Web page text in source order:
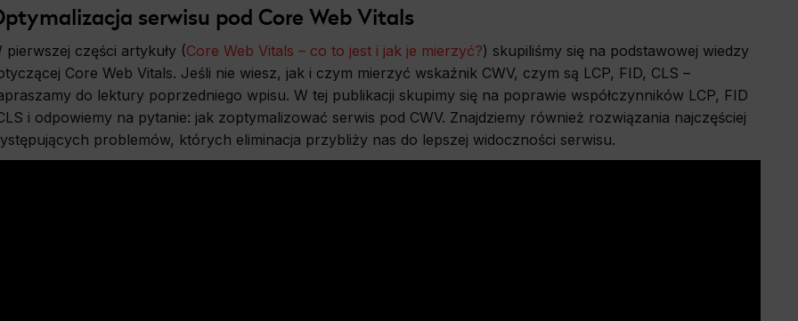
serwisu pod Core Web Vitals
pierwszej części artykuły (Core Web Vitals – co to jest i jak je mierzyć?) skupiliśmy się na podstawowej wiedzy
Core Web Vitals. Jeśli nie wiesz, jak i czym mierzyć wskaźnik CWV, czym są LCP, FID, CLS –
do lektury poprzedniego wpisu. W tej publikacji skupimy się na poprawie współczynników LCP, FID
i odpowiemy na pytanie: jak zoptymalizować serwis pod CWV. Znajdziemy również rozwiązania najczęściej
problemów, których eliminacja przybliży nas do lepszej widoczności serwisu.